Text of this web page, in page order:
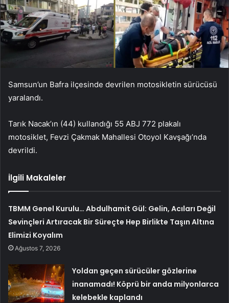
Samsun’un Bafra ilçesinde devrilen motosikletin sürücüsü
yaralandı.
Tarık Nacak’ın (44) kullandığı 55 ABJ 772 plakalı
motosiklet, Fevzi Çakmak Mahallesi Otoyol Kavşağı’nda
devrildi.
İlgili Makaleler
TBMM Genel Kurulu… Abdulhamit Gül: Gelin, Acıları Değil
Sevinçleri Artıracak Bir Süreçte Hep Birlikte Taşın Altına
Elimizi Koyalım
Ağustos 7, 2026
Yoldan geçen sürücüler gözlerine
inanamadı! Köprü bir anda milyonlarca
kelebekle kaplandı